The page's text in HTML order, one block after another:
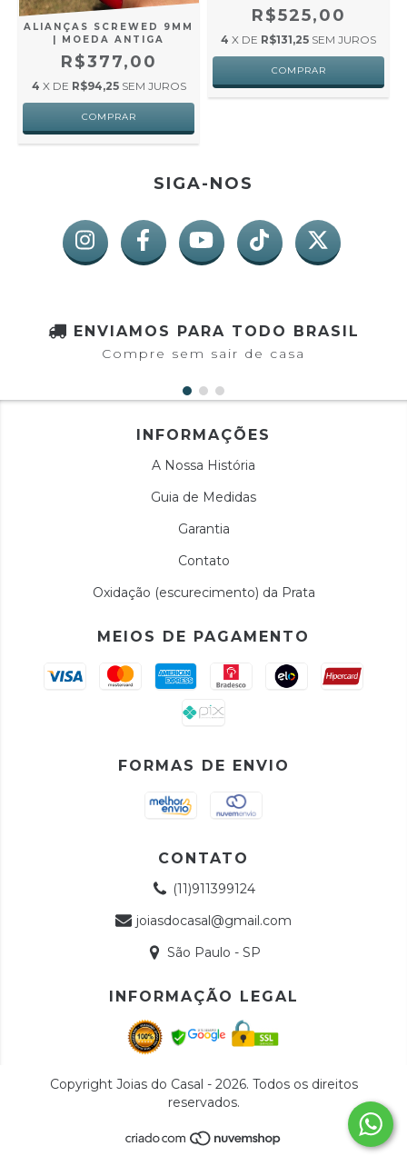
ALIANÇAS SCREWED 9MM
| MOEDA ANTIGA
R$377,00
4 X DE R$94,25 SEM JUROS
R$525,00
4 X DE R$131,25 SEM JUROS
SIGA-NOS
ENVIAMOS PARA TODO BRASIL
Compre sem sair de casa
INFORMAÇÕES
A Nossa História
Guia de Medidas
Garantia
Contato
Oxidação (escurecimento) da Prata
MEIOS DE PAGAMENTO
FORMAS DE ENVIO
CONTATO
(11)911399124
joiasdocasal@gmail.com
São Paulo - SP
INFORMAÇÃO LEGAL
Copyright Joias do Casal - 2026. Todos os direitos
reservados.